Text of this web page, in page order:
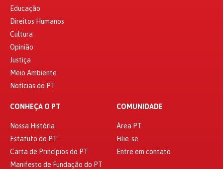
Educação
Direitos Humanos
Cultura
Opinião
Justiça
Meio Ambiente
Notícias do PT
CONHEÇA O PT
Nossa História
Estatuto do PT
Carta de Princípios do PT
Manifesto de Fundação do PT
COMUNIDADE
Área PT
Filie-se
Entre em contato